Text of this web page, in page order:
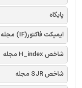
پایگاه
ایمپکت فاکتور(IF) مجله
شاخص H_index مجله
شاخص SJR مجله